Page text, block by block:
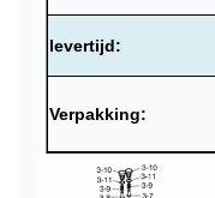
levertijd:
Verpakking: